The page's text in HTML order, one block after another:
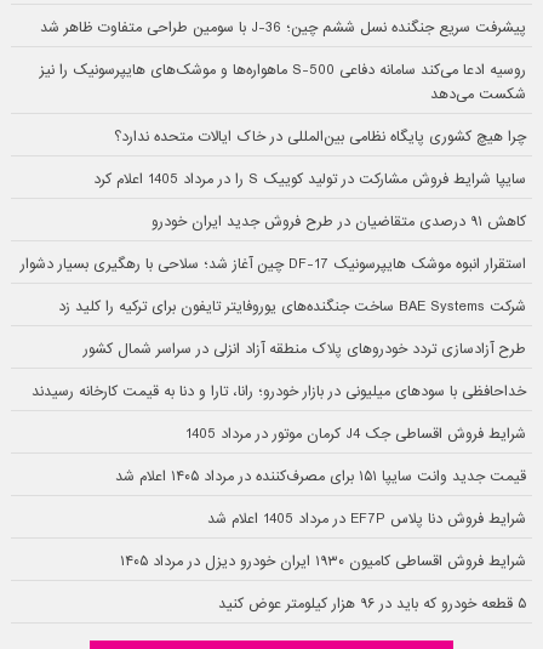
پیشرفت سریع جنگنده نسل ششم چین؛ J-36 با سومین طراحی متفاوت ظاهر شد
روسیه ادعا می‌کند سامانه دفاعی S-500 ماهواره‌ها و موشک‌های هایپرسونیک را نیز
شکست می‌دهد
چرا هیچ کشوری پایگاه نظامی بین‌المللی در خاک ایالات متحده ندارد؟
سایپا شرایط فروش مشارکت در تولید کوییک S را در مرداد 1405 اعلام کرد
کاهش ۹۱ درصدی متقاضیان در طرح فروش جدید ایران خودرو
استقرار انبوه موشک هایپرسونیک DF-17 چین آغاز شد؛ سلاحی با رهگیری بسیار دشوار
شرکت BAE Systems ساخت جنگنده‌های یوروفایتر تایفون برای ترکیه را کلید زد
طرح آزادسازی تردد خودروهای پلاک منطقه آزاد انزلی در سراسر شمال کشور
خداحافظی با سودهای میلیونی در بازار خودرو؛ رانا، تارا و دنا به قیمت کارخانه رسیدند
شرایط فروش اقساطی جک J4 کرمان موتور در مرداد 1405
قیمت جدید وانت سایپا ۱۵۱ برای مصرف‌کننده در مرداد ۱۴۰۵ اعلام شد
شرایط فروش دنا پلاس EF7P در مرداد 1405 اعلام شد
شرایط فروش اقساطی کامیون ۱۹۳۰ ایران خودرو دیزل در مرداد ۱۴۰۵
۵ قطعه خودرو که باید در ۹۶ هزار کیلومتر عوض کنید